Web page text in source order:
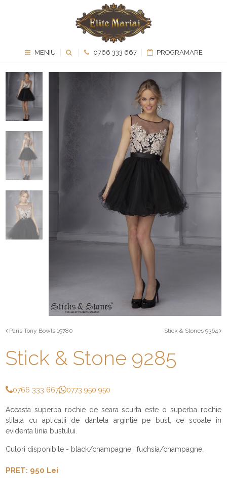
MENIU 0766 333 667 PROGRAMARE
Paris Tony Bowls 19780 Stick & Stones 9364
Stick & Stone 9285
0766 333 667 0773 950 950
Aceasta superba rochie de seara scurta este o superba rochie
stilata cu aplicatii de dantela argintie pe bust, ce scoate in
evidenta linia bustului.
Culori disponibile - black/champagne, fuchsia/champagne.
PRET: 950 Lei